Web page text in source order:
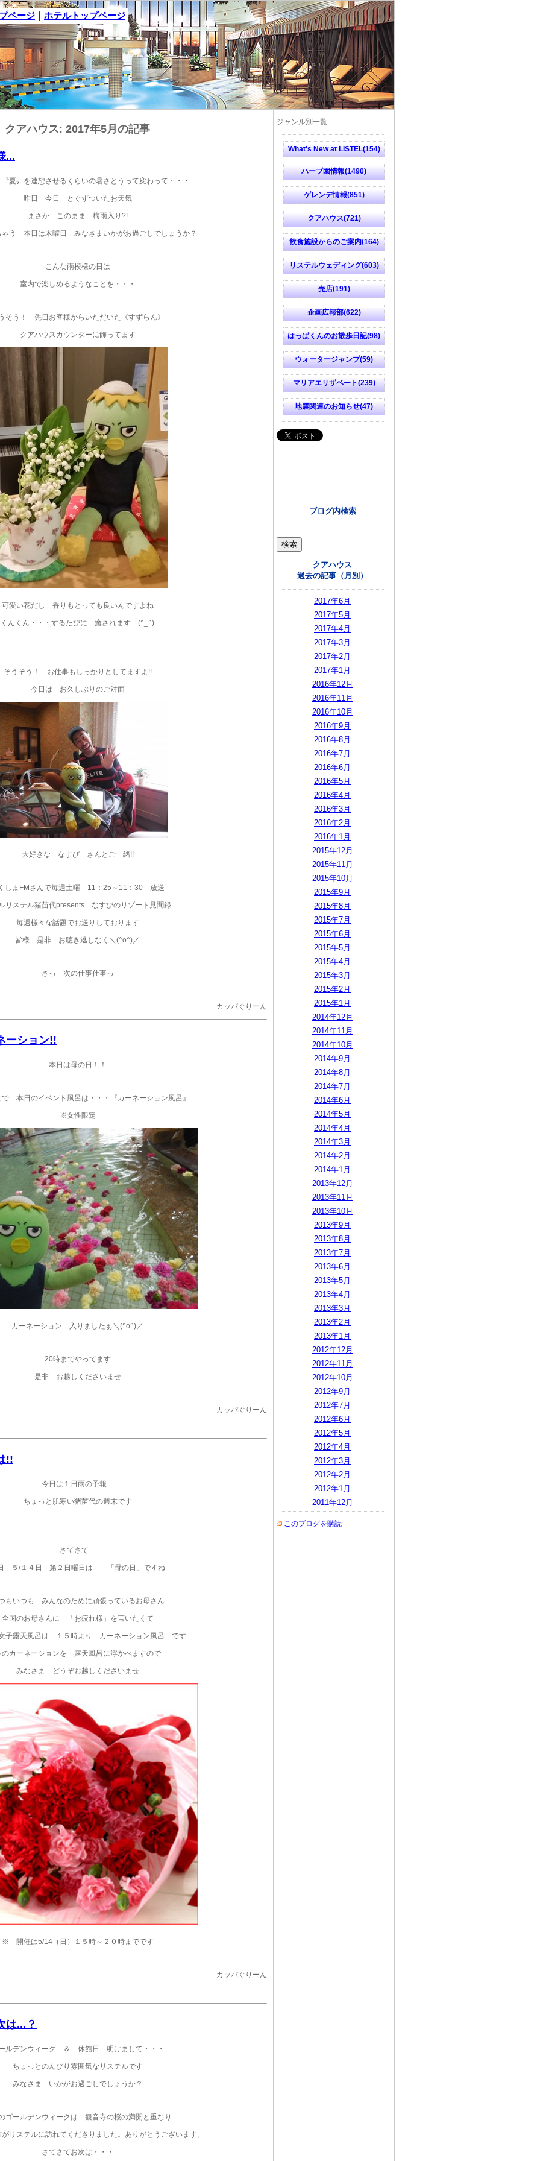
ページ ｜ ホテルトップページ
ジャンル別一覧
What's New at LISTEL(154)
ハーブ園情報(1490)
ゲレンデ情報(851)
クアハウス(721)
飲食施設からのご案内(164)
リステルウェディング(603)
売店(191)
企画広報部(622)
はっぱくんのお散歩日記(98)
ウォータージャンプ(59)
マリアエリザベート(239)
地震関連のお知らせ(47)
ブログ内検索
クアハウス
過去の記事（月別）
2017年6月
2017年5月
2017年4月
2017年3月
2017年2月
2017年1月
2016年12月
2016年11月
2016年10月
2016年9月
2016年8月
2016年7月
2016年6月
2016年5月
2016年4月
2016年3月
2016年2月
2016年1月
2015年12月
2015年11月
2015年10月
2015年9月
2015年8月
2015年7月
2015年6月
2015年5月
2015年4月
2015年3月
2015年2月
2015年1月
2014年12月
2014年11月
2014年10月
2014年9月
2014年8月
2014年7月
2014年6月
2014年5月
2014年4月
2014年3月
2014年2月
2014年1月
2013年12月
2013年11月
2013年10月
2013年9月
2013年8月
2013年7月
2013年6月
2013年5月
2013年4月
2013年3月
2013年2月
2013年1月
2012年12月
2012年11月
2012年10月
2012年9月
2012年7月
2012年6月
2012年5月
2012年4月
2012年3月
2012年2月
2012年1月
2011年12月
このブログを購読
クアハウス: 2017年5月の記事
...
夏〟を連想させるくらいの暑さとうって変わって・・・
昨日 今日 とぐずついたお天気
まさか このまま 梅雨入り?!
ゃう 本日は木曜日 みなさまいかがお過ごしでしょうか？
こんな雨模様の日は
室内で楽しめるようなことを・・・
そう！ 先日お客様からいただいた《すずらん》
クアハウスカウンターに飾ってます
可愛い花だし 香りもとっても良いんですよね
くんくん・・・するたびに 癒されます (^_^)
そうそう！ お仕事もしっかりとしてますよ!!
今日は お久しぶりのご対面
大好きな なすび さんとご一緒!!
しまFMさんで毎週土曜 11：25～11：30 放送
リステル猪苗代presents なすびのリゾート見聞録
毎週様々な話題でお送りしております
皆様 是非 お聴き逃しなく＼(^o^)／
さっ 次の仕事仕事っ
カッパぐりーん
ーション!!
本日は母の日！！
本日のイベント風呂は・・・『カーネーション風呂』
※女性限定
カーネーション 入りましたぁ＼(^o^)／
20時までやってます
是非 お越しくださいませ
カッパぐりーん
!!
今日は１日雨の予報
ちょっと肌寒い猪苗代の週末です
さてさて
５/１４日 第２日曜日は 「母の日」ですね
もいつも みんなのために頑張っているお母さん
全国のお母さんに 「お疲れ様」を言いたくて
子露天風呂は １５時より カーネーション風呂 です
のカーネーションを 露天風呂に浮かべますので
みなさま どうぞお越しくださいませ
※ 開催は5/14（日）１５時～２０時までです
カッパぐりーん
は...？
ルデンウィーク ＆ 休館日 明けまして・・・
ちょっとのんびり雰囲気なリステルです
みなさま いかがお過ごしでしょうか？
ゴールデンウィークは 観音寺の桜の満開と重なり
リステルに訪れてくださりました。ありがとうございます。
さてさてお次は・・・